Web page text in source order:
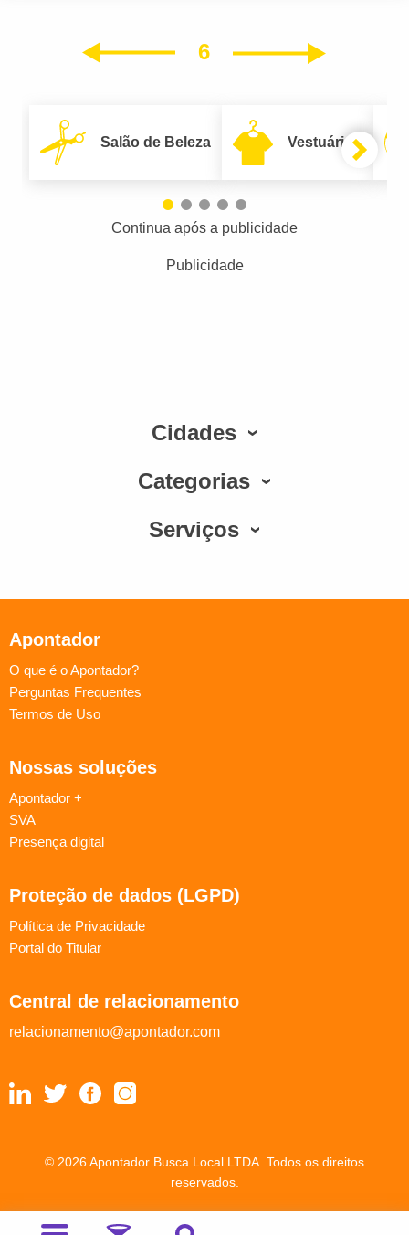
6
Salão de Beleza Vestuário
Continua após a publicidade
Publicidade
Cidades
Categorias
Serviços
Apontador
O que é o Apontador?
Perguntas Frequentes
Termos de Uso
Nossas soluções
Apontador +
SVA
Presença digital
Proteção de dados (LGPD)
Política de Privacidade
Portal do Titular
Central de relacionamento
relacionamento@apontador.com
© 2026 Apontador Busca Local LTDA. Todos os direitos
reservados.